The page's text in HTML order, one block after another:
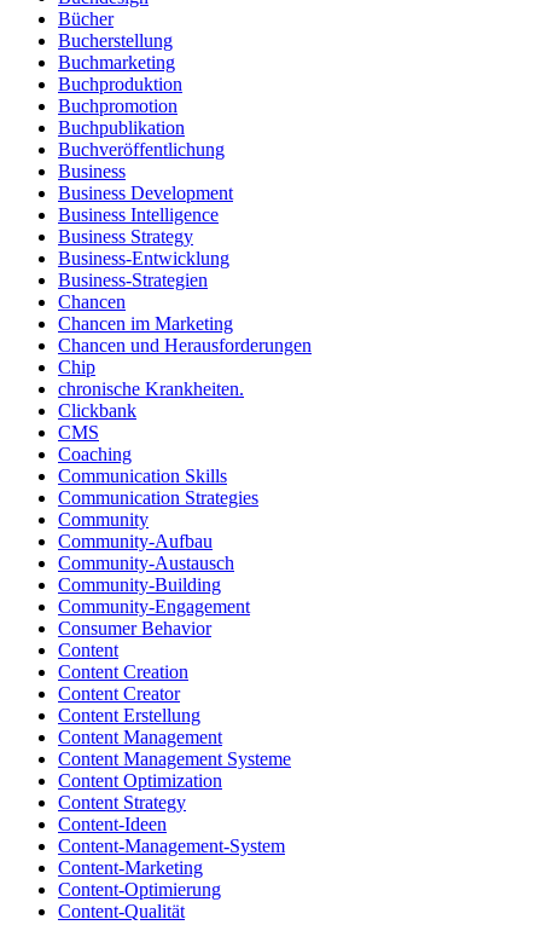
Bücher
Bucherstellung
Buchmarketing
Buchproduktion
Buchpromotion
Buchpublikation
Buchveröffentlichung
Business
Business Development
Business Intelligence
Business Strategy
Business-Entwicklung
Business-Strategien
Chancen
Chancen im Marketing
Chancen und Herausforderungen
Chip
chronische Krankheiten.
Clickbank
CMS
Coaching
Communication Skills
Communication Strategies
Community
Community-Aufbau
Community-Austausch
Community-Building
Community-Engagement
Consumer Behavior
Content
Content Creation
Content Creator
Content Erstellung
Content Management
Content Management Systeme
Content Optimization
Content Strategy
Content-Ideen
Content-Management-System
Content-Marketing
Content-Optimierung
Content-Qualität